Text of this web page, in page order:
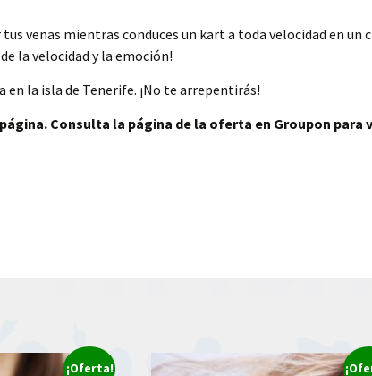
venas mientras conduces un kart a toda velocidad en un
la velocidad y la emoción!
en la isla de Tenerife. ¡No te arrepentirás!
Consulta la página de la oferta en Groupon para
¡Oferta!